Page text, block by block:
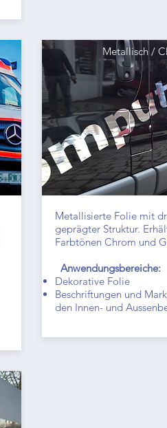
Metallisch /
Metallisierte Folie mit
geprägter Struktur.
Farbtönen Chrom und
Anwendungsbereiche:
Dekorative Folie
Beschriftungen und
den Innen- und